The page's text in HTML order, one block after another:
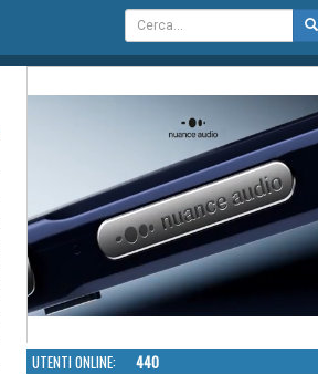
UTENTI ONLINE: 440